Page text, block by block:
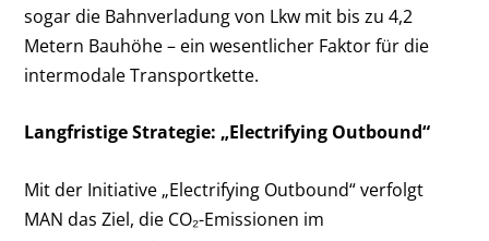
sogar die Bahnverladung von Lkw mit bis zu 4,2
Metern Bauhöhe – ein wesentlicher Faktor für die
intermodale Transportkette.
Langfristige Strategie: „Electrifying Outbound“
Mit der Initiative „Electrifying Outbound“ verfolgt
MAN das Ziel, die CO₂-Emissionen im